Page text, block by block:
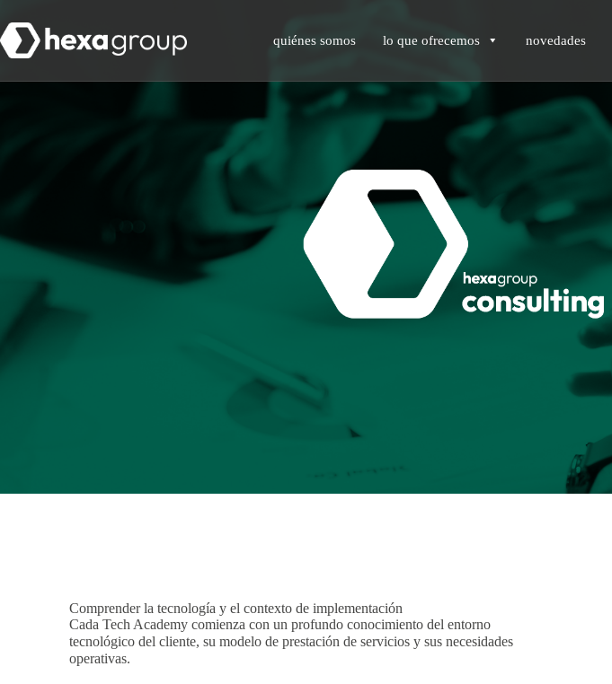
quiénes somos lo que ofrecemos novedades
Comprender la tecnología y el contexto de implementación
Cada Tech Academy comienza con un profundo conocimiento del entorno
tecnológico del cliente, su modelo de prestación de servicios y sus necesidades
operativas.